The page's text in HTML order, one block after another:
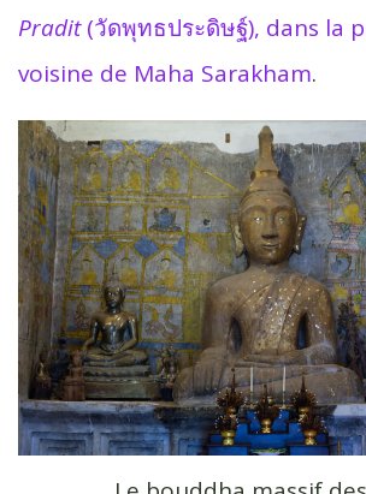
Pradit(วัดพุทธประดิษฐ์), dans la
voisine de Maha Sarakham.